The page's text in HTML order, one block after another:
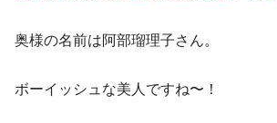
奥様の名前は阿部瑠理子さん。
ボーイッシュな美人ですね〜！